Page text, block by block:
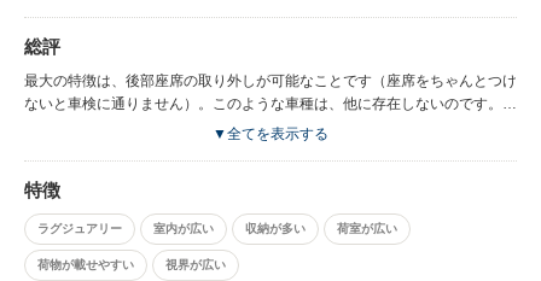
総評
最大の特徴は、後部座席の取り外しが可能なことです（座席をちゃんとつけ
ないと車検に通りません）。このような車種は、他に存在しないのです。し
たがって、私の現在の後継車もVクラスです。
▼全てを表示する
特徴
ラグジュアリー 室内が広い 収納が多い 荷室が広い
荷物が載せやすい 視界が広い